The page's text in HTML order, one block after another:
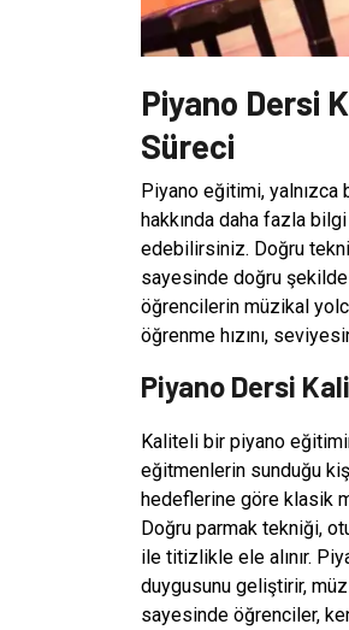
Piyano Dersi
Süreci
Piyano eğitimi, yalnızca
hakkında daha fazla
edebilirsiniz. Doğru
sayesinde doğru
öğrencilerin müzikal
öğrenme hızını,
Piyano Dersi
Kaliteli bir piyano
eğitmenlerin sunduğu
hedeflerine göre klasik
Doğru parmak tekniği,
ile titizlikle ele alınır.
duygusunu geliştirir,
sayesinde öğrenciler,